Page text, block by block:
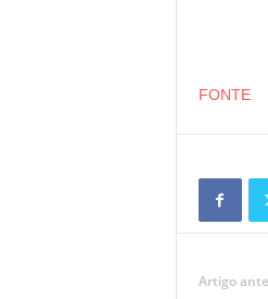
FONTE
Artigo